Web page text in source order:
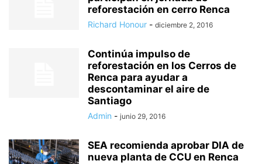
reforestación en cerro Renca
Richard Honour - diciembre 2, 2016
Continúa impulso de
reforestación en los Cerros de
Renca para ayudar a
descontaminar el aire de
Santiago
Admin - junio 29, 2016
SEA recomienda aprobar DIA de
nueva planta de CCU en Renca